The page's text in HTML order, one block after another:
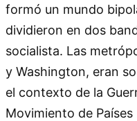
formó un mundo
dividieron en dos
socialista. Las
y Washington, eran
el contexto de la
Movimiento de